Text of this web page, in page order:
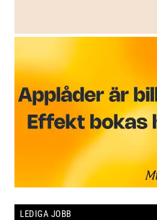
LEDIGA JOBB